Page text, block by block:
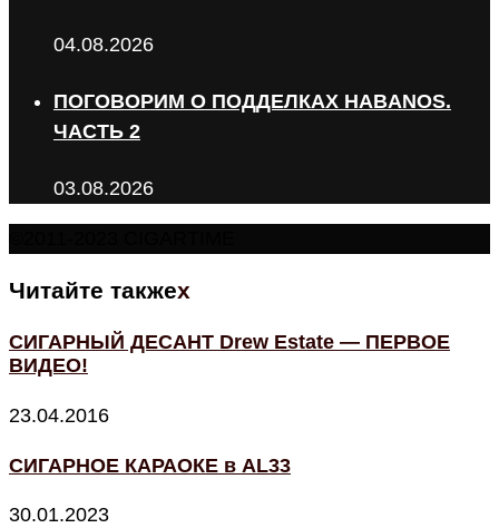
04.08.2026
ПОГОВОРИМ О ПОДДЕЛКАХ HABANOS.
ЧАСТЬ 2
03.08.2026
Читайте такжеx
СИГАРНЫЙ ДЕСАНТ Drew Estate — ПЕРВОЕ
ВИДЕО!
23.04.2016
СИГАРНОЕ КАРАОКЕ в AL33
30.01.2023